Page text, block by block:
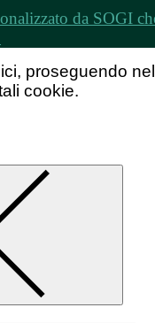
da SOGI
proseguendo
cookie.